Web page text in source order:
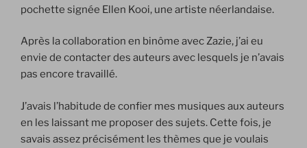
pochette signée Ellen Kooi, une artiste néerlandaise.
Après la collaboration en binôme avec Zazie, j’ai eu
envie de contacter des auteurs avec lesquels je n’avais
pas encore travaillé.
J’avais l’habitude de confier mes musiques aux auteurs
en les laissant me proposer des sujets. Cette fois, je
savais assez précisément les thèmes que je voulais